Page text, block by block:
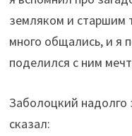
земляком и старшим
много общались, и я
поделился с ним
Заболоцкий надолго
сказал: